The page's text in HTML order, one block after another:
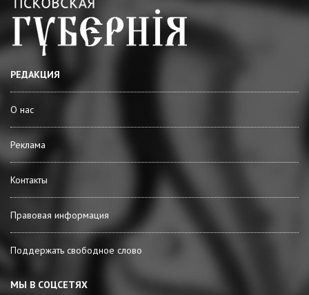
РЕДАКЦИЯ
О нас
Реклама
Контакты
Правовая информация
Поддержать свободное слово
МЫ В СОЦСЕТЯХ